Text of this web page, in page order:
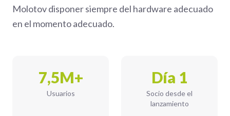
Molotov disponer siempre del hardware adecuado
en el momento adecuado.
7,5M+
Usuarios
Día 1
Socio desde el
lanzamiento